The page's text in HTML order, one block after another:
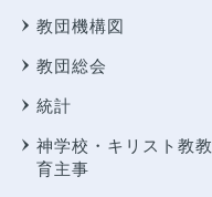
教団機構図
教団総会
統計
神学校・キリスト教教
育主事